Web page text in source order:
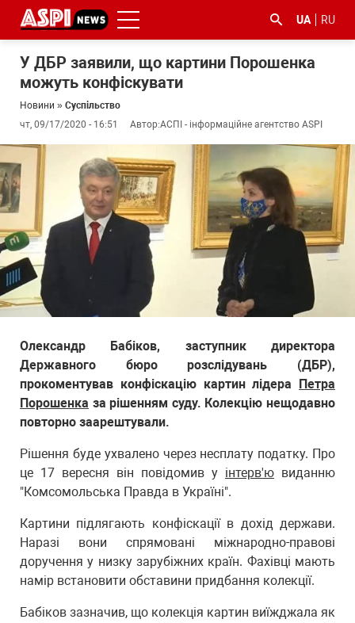
UA RU
У ДБР заявили, що картини Порошенка
можуть конфіскувати
Новини » Суспільство
чт, 09/17/2020 - 16:51
Автор:АСПІ - інформаційне агентство ASPI
Олександр Бабіков, заступник директора
Державного бюро розслідувань (ДБР),
прокоментував конфіскацію картин лідера Петра
Порошенка за рішенням суду. Колекцію нещодавно
повторно заарештували.
Рішення буде ухвалено через несплату податку. Про
це 17 вересня він повідомив у інтерв'ю виданню
"Комсомольська Правда в Україні".
Картини підлягають конфіскації в дохід держави.
Наразі вони спрямовані міжнародно-правові
доручення у низку зарубіжних країн. Фахівці мають
намір встановити обставини придбання колекції.
Бабіков зазначив, що колекція картин виїжджала як
#ООС
#боротьба
корупцією
#ДФС #Київ #коронавірус